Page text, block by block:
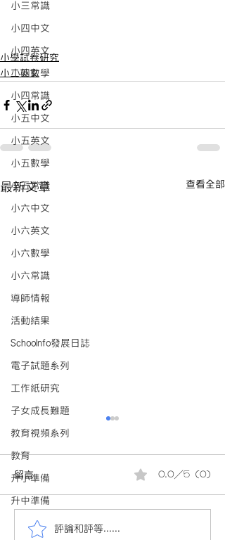
小三常識
小四中文
小四英文
小四數學
小四常識
小五中文
小五英文
小五數學
小五常識
小六中文
小六英文
小六數學
小六常識
導師情報
活動結果
Schoolnfo發展日誌
電子試題系列
工作紙研究
子女成長難題
教育視頻系列
教育
升小準備
升中準備
小學試卷研究
小二英文
最新文章 查看全部
會員投稿(880)24/25小三
留言 0.0／5 (0)
評論和評等......